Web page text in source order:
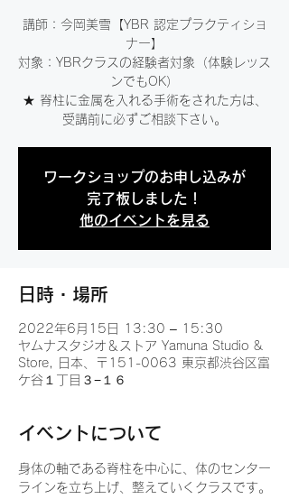
講師：今岡美雪【YBR 認定プラクティショ
ナー】
対象：YBRクラスの経験者対象（体験レッス
ンでもOK）
★ 脊柱に金属を入れる手術をされた方は、
受講前に必ずご相談下さい。
ワークショップのお申し込みが
完了板しました！
他のイベントを見る
日時・場所
2022年6月15日 13:30 – 15:30
ヤムナスタジオ＆ストア Yamuna Studio &
Store, 日本、〒151-0063 東京都渋谷区富
ケ谷１丁目３−１６
イベントについて
身体の軸である脊柱を中心に、体のセンター
ラインを立ち上げ、整えていくクラスです。